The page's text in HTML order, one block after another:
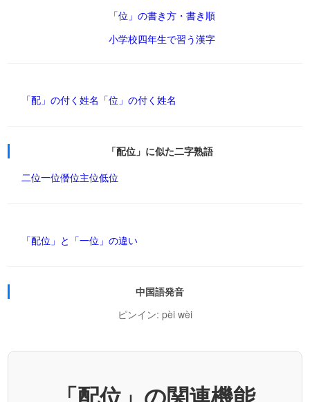
「位」の書き方・書き順
小学校四年生で習う漢字
「配」の付く姓名 「位」の付く姓名
「配位」に似た二字熟語
二位一位僭位主位低位
「配位」と「一位」の違い
中国語発音
ピンイン: pèi wèi